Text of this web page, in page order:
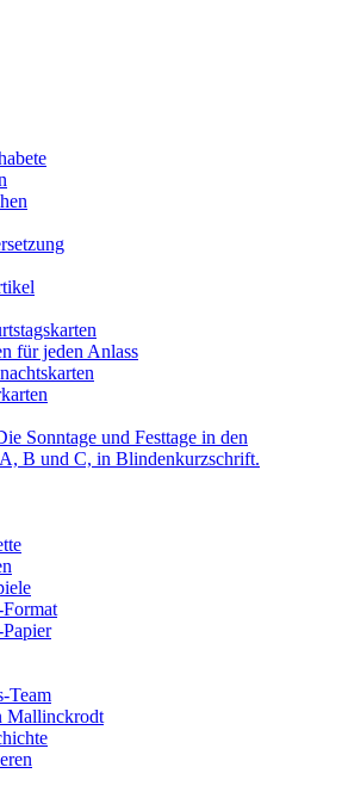
für jeden Anlass
Sonntage und Festtage in den
B und C, in Blindenkurzschrift.
Team
Mallinckrodt